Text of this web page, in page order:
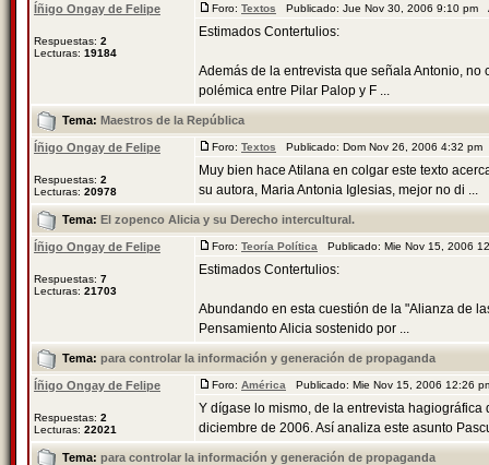
Íñigo Ongay de Felipe
Respuestas: 2
Lecturas: 19184
Foro: Textos Publicado: Jue Nov 30, 2006 9:10 pm
Estimados Contertulios:
Además de la entrevista que señala Antonio,
polémica entre Pilar Palop y F ...
Tema: Maestros de la República
Íñigo Ongay de Felipe
Respuestas: 2
Lecturas: 20978
Foro: Textos Publicado: Dom Nov 26, 2006 4:32
Muy bien hace Atilana en colgar este texto
su autora, Maria Antonia Iglesias, mejor no di ...
Tema: El zopenco Alicia y su Derecho intercultural.
Íñigo Ongay de Felipe
Respuestas: 7
Lecturas: 21703
Foro: Teoría Política Publicado: Mie Nov 15, 2006
Estimados Contertulios:
Abundando en esta cuestión de la "Alianza de
Pensamiento Alicia sostenido por ...
Tema: para controlar la información y generación de propaganda
Íñigo Ongay de Felipe
Respuestas: 2
Lecturas: 22021
Foro: América Publicado: Mie Nov 15, 2006 12:26
Y dígase lo mismo, de la entrevista
diciembre de 2006. Así analiza este asunto
Tema: para controlar la información y generación de propaganda